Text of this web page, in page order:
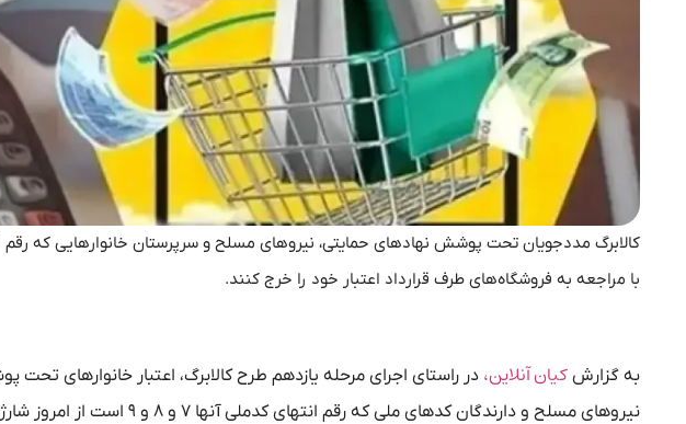
با مراجعه به فروشگاه‌های طرف قرارداد اعتبار خود را خرج کنند.
به گزارش کیان آنلاین، در راستای اجرای مرحله یازدهم طرح کالابرگ، اعتبار خانوارهای
نیروهای مسلح و دارندگان کدهای ملی